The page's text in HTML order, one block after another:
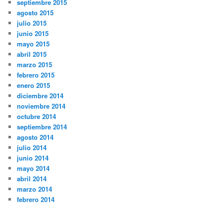
septiembre 2015
agosto 2015
julio 2015
junio 2015
mayo 2015
abril 2015
marzo 2015
febrero 2015
enero 2015
diciembre 2014
noviembre 2014
octubre 2014
septiembre 2014
agosto 2014
julio 2014
junio 2014
mayo 2014
abril 2014
marzo 2014
febrero 2014